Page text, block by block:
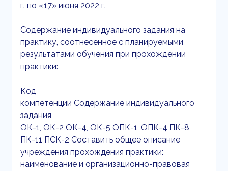
г. по «17» июня 2022 г.
Содержание индивидуального задания на
практику, соотнесенное с планируемыми
результатами обучения при прохождении
практики:
Код
компетенции Содержание индивидуального
задания
ОК-1, ОК-2 ОК-4, ОК-5 ОПК-1, ОПК-4 ПК-8,
ПК-11 ПСК-2 Составить общее описание
учреждения прохождения практики:
наименование и организационно-правовая